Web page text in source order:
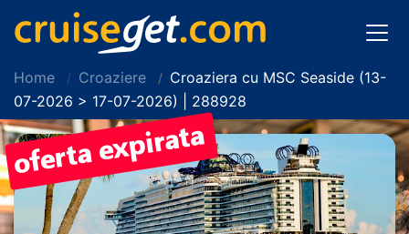
Home Croaziere
Croaziera cu MSC Seaside (13-
07-2026 > 17-07-2026) | 288928